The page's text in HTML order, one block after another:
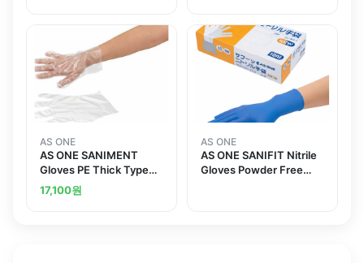
AS ONE
AS ONE SANIMENT
Gloves PE Thick Type
Standard L 100
Piecesand others
17,100원
AS ONE
AS ONE SANIFIT Nitrile
Gloves Powder Free